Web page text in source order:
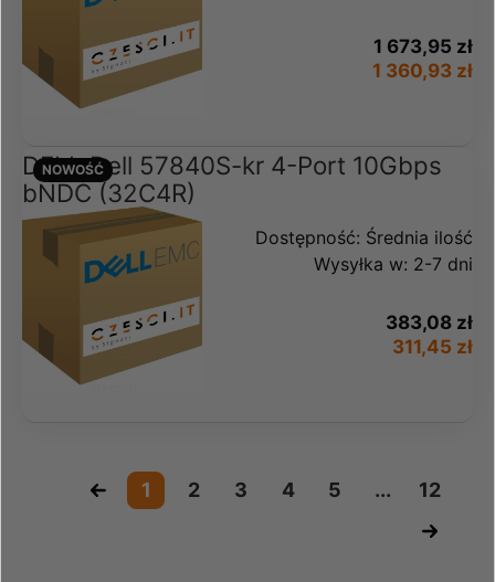
1 673,95 zł
1 360,93 zł
DELL Dell 57840S-kr 4-Port 10Gbps
bNDC (32C4R)
Dostępność: Średnia ilość
Wysyłka w: 2-7 dni
383,08 zł
311,45 zł
NOWOŚĆ
« 1 2 3 4 5 ...
12
»